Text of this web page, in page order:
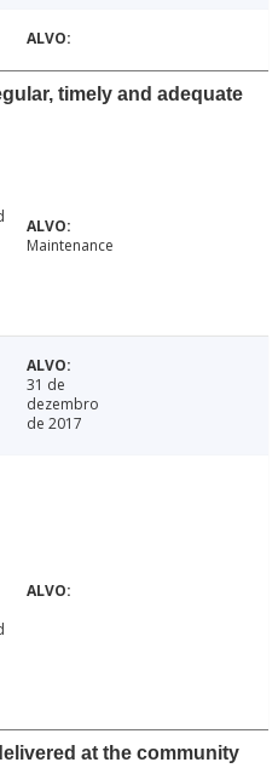
timely and adequate
Maintenance
31 de
dezembro
de 2017
at the community